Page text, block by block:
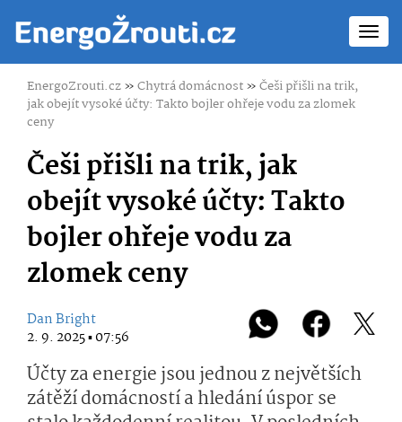
EnergoZrouti.cz»Chytrá domácnost»Češi přišli na trik,
jak obejít vysoké účty: Takto bojler ohřeje vodu za zlomek
ceny
Češi přišli na trik, jak
obejít vysoké účty: Takto
bojler ohřeje vodu za
zlomek ceny
Dan Bright
2. 9. 2025 ▪ 07:56
Účty za energie jsou jednou z největších
zátěží domácností a hledání úspor se